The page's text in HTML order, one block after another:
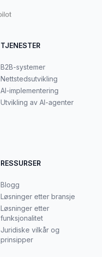
TJENESTER
B2B-systemer
Nettstedsutvikling
AI-implementering
Utvikling av AI-agenter
RESSURSER
Blogg
Løsninger etter bransje
Løsninger etter
funksjonalitet
Juridiske vilkår og
prinsipper